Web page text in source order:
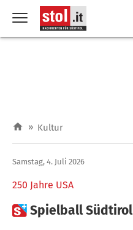
» Kultur
250 Jahre USA
Samstag, 4. Juli 2026
Spielball Südtirol